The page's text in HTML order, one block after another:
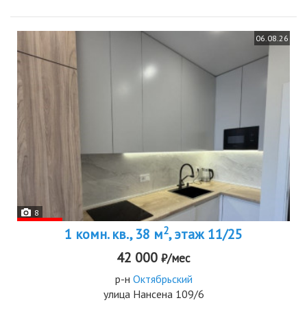
06.08.26
8
1 комн. кв., 38 м2, этаж 11/25
42 000 ₽/мес
р-н Октябрьский
улица Нансена 109/6